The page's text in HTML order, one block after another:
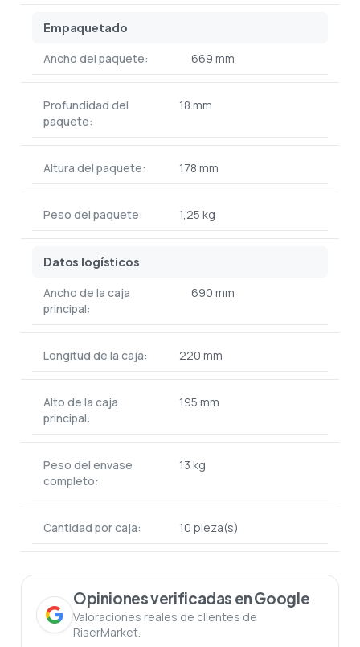
Empaquetado
Ancho del paquete: 669 mm
Profundidad del
paquete:
18 mm
Altura del paquete: 178 mm
Peso del paquete: 1,25 kg
Datos logísticos
Ancho de la caja
principal:
690 mm
Longitud de la caja: 220 mm
Alto de la caja
principal:
195 mm
Peso del envase
completo:
13 kg
Cantidad por caja: 10 pieza(s)
Opiniones verificadas en Google
Valoraciones reales de clientes de
RiserMarket.